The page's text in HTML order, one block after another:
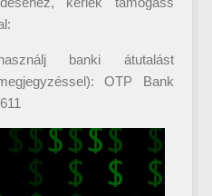
banki átutalást
OTP Bank